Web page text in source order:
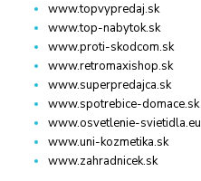
www.topvypredaj.sk
www.top-nabytok.sk
www.proti-skodcom.sk
www.retromaxishop.sk
www.superpredajca.sk
www.spotrebice-domace.sk
www.osvetlenie-svietidla.eu
www.uni-kozmetika.sk
www.zahradnicek.sk